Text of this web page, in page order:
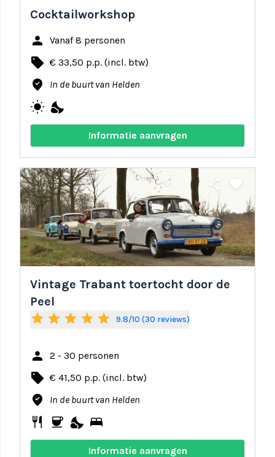
Cocktailworkshop
person Vanaf 8 personen
local_offer € 33,50 p.p. (incl. btw)
where_to_vote In de buurt van Helden
wb_sunny nights_stay
Informatie aanvragen
share favorite
Vintage Trabant toertocht door de
Peel
star star star star star 9.8/10 (30 reviews)
person 2 - 30 personen
local_offer € 41,50 p.p. (incl. btw)
where_to_vote In de buurt van Helden
restaurant coffee nights_stay bed
Informatie aanvragen